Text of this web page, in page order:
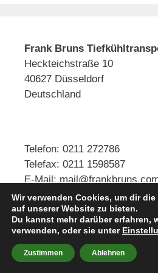
Frank Bruns
Heckteichstraße 10
40627 Düsseldorf
Deutschland
Telefon: 0211 272786
Telefax: 0211 1598587
E-Mail:
© 2026 Frank Bruns
Wir verwenden Cookies, um dir
auf unserer Website zu bieten.
Du kannst mehr darüber erfahren,
verwenden, oder sie unter
Zustimmen Ablehnen